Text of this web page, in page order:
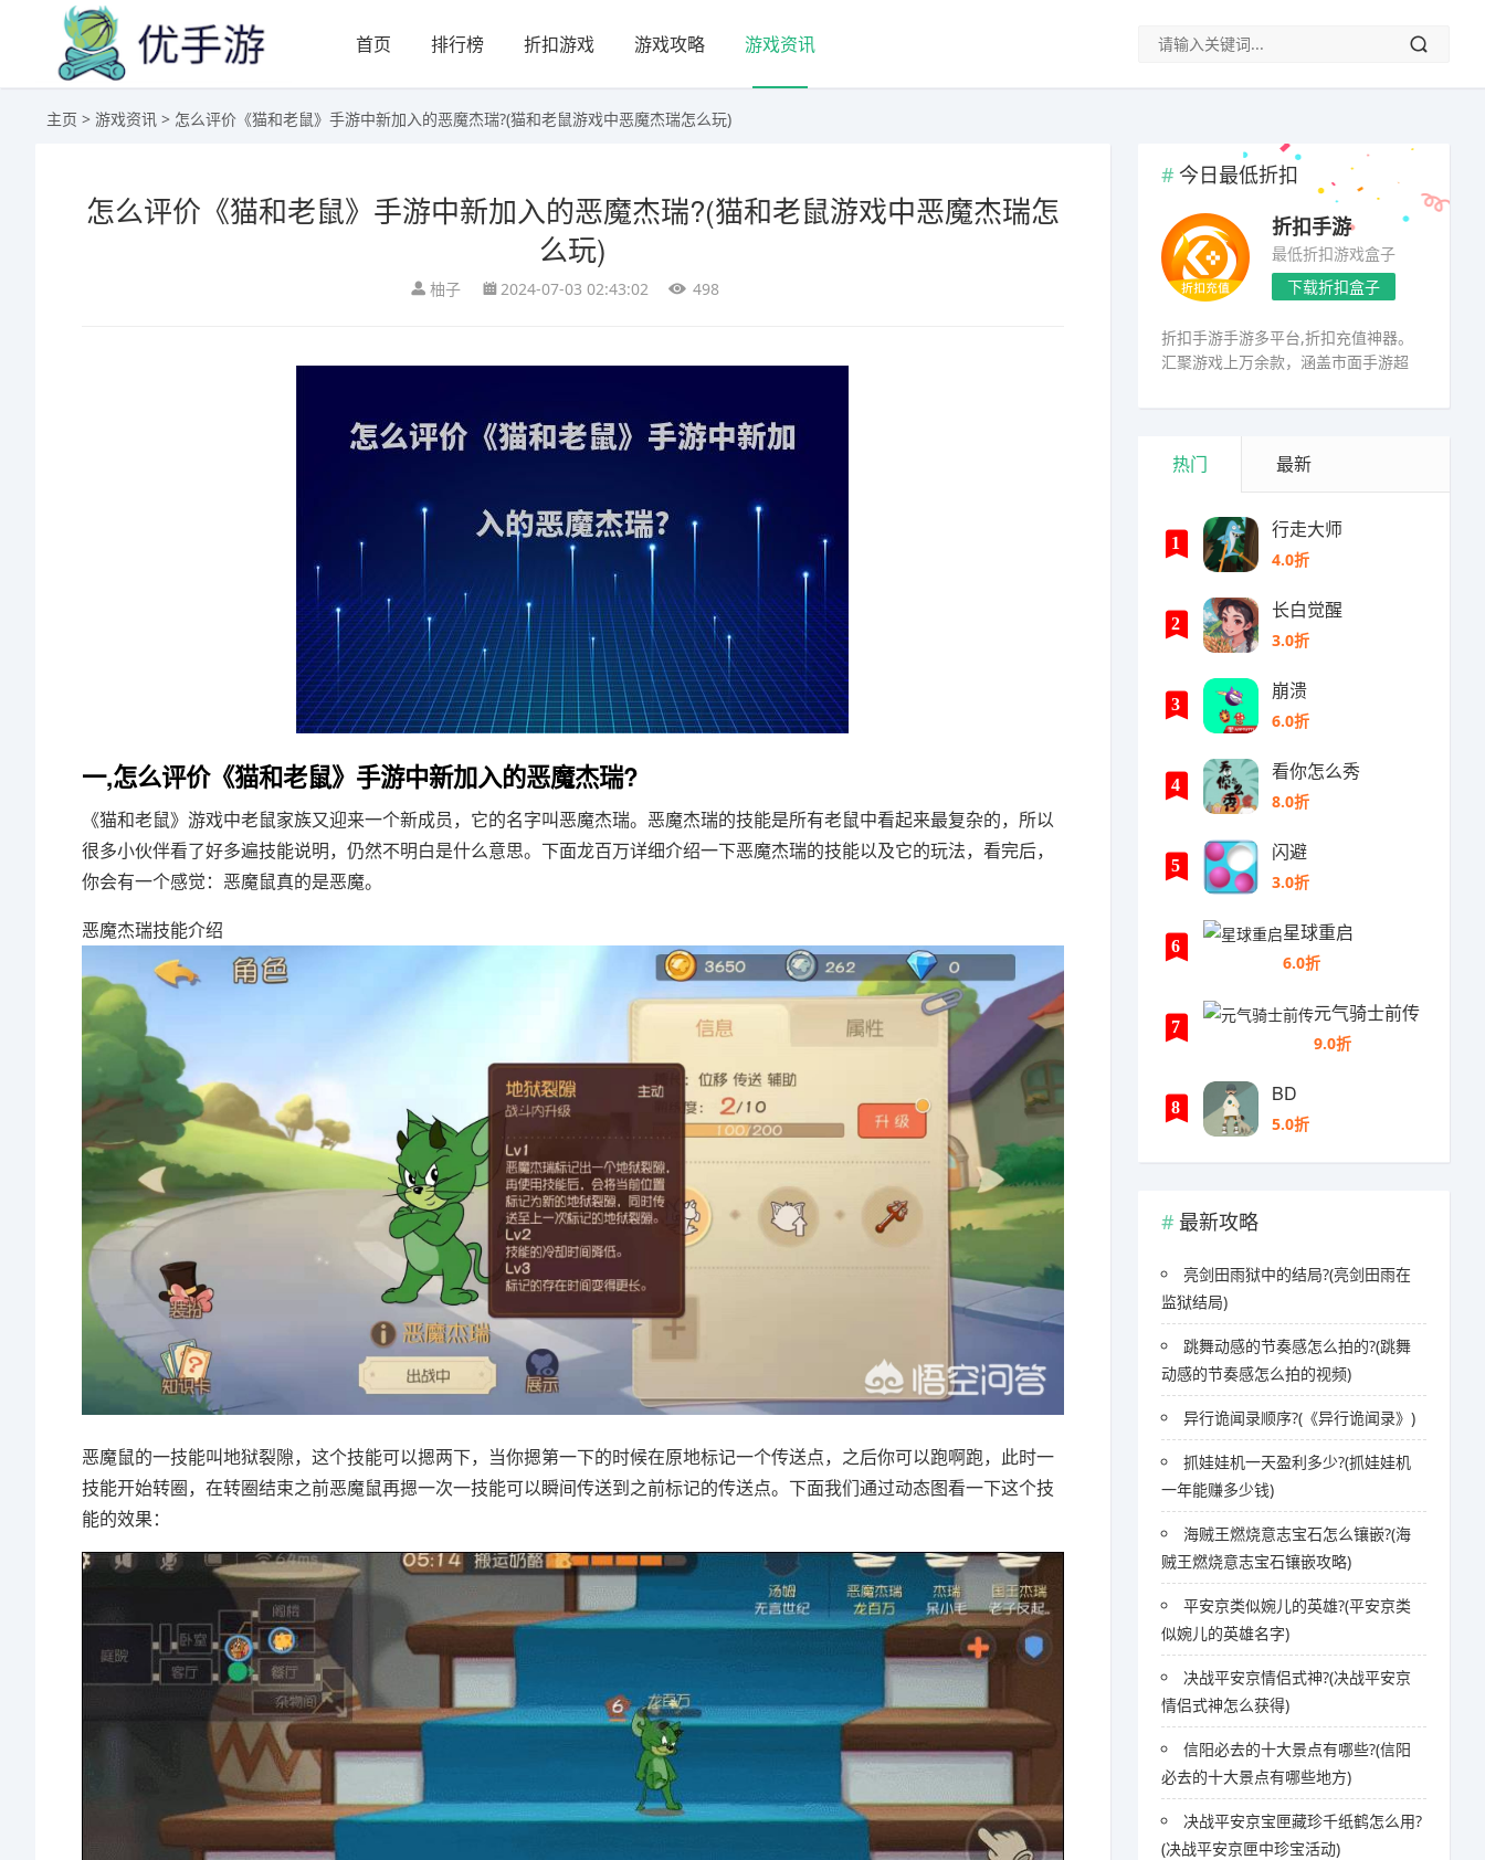
首页 排行榜 折扣游戏 游戏攻略 游戏资讯
主页 > 游戏资讯 > 怎么评价《猫和老鼠》手游中新加入的恶魔杰瑞?(猫和老鼠游戏中恶魔杰瑞怎么玩)
怎么评价《猫和老鼠》手游中新加入的恶魔杰瑞?(猫和老鼠游戏中恶魔杰瑞怎
么玩)
柚子 2024-07-03 02:43:02 498
一,怎么评价《猫和老鼠》手游中新加入的恶魔杰瑞?
《猫和老鼠》游戏中老鼠家族又迎来一个新成员，它的名字叫恶魔杰瑞。恶魔杰瑞的技能是所有老鼠中看起来最复杂的，所以
很多小伙伴看了好多遍技能说明，仍然不明白是什么意思。下面龙百万详细介绍一下恶魔杰瑞的技能以及它的玩法，看完后，
你会有一个感觉：恶魔鼠真的是恶魔。
恶魔杰瑞技能介绍
恶魔鼠的一技能叫地狱裂隙，这个技能可以摁两下，当你摁第一下的时候在原地标记一个传送点，之后你可以跑啊跑，此时一
技能开始转圈，在转圈结束之前恶魔鼠再摁一次一技能可以瞬间传送到之前标记的传送点。下面我们通过动态图看一下这个技
能的效果：
今日最低折扣
折扣手游
最低折扣游戏盒子
下载折扣盒子
折扣手游手游多平台,折扣充值神器。
汇聚游戏上万余款，涵盖市面手游超
热门 最新
1
行走大师
4.0折
2
长白觉醒
3.0折
3
崩溃
6.0折
4
看你怎么秀
8.0折
5
闪避
3.0折
6
星球重启
6.0折
7
元气骑士前传
9.0折
8
BD
5.0折
最新攻略
亮剑田雨狱中的结局?(亮剑田雨在
监狱结局)
跳舞动感的节奏感怎么拍的?(跳舞
动感的节奏感怎么拍的视频)
异行诡闻录顺序?(《异行诡闻录》)
抓娃娃机一天盈利多少?(抓娃娃机
一年能赚多少钱)
海贼王燃烧意志宝石怎么镶嵌?(海
贼王燃烧意志宝石镶嵌攻略)
平安京类似婉儿的英雄?(平安京类
似婉儿的英雄名字)
决战平安京情侣式神?(决战平安京
情侣式神怎么获得)
信阳必去的十大景点有哪些?(信阳
必去的十大景点有哪些地方)
决战平安京宝匣藏珍千纸鹤怎么用?
(决战平安京匣中珍宝活动)